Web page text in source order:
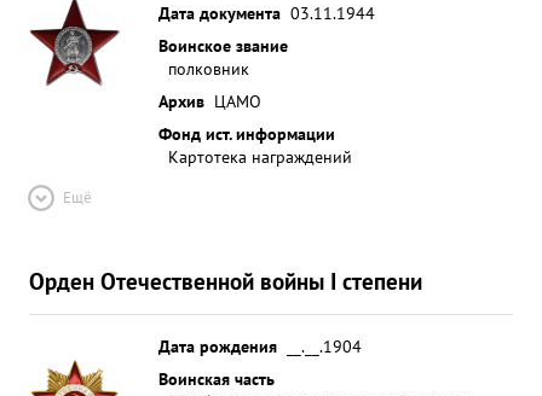
Дата документа 03.11.1944
Воинское звание
полковник
Архив ЦАМО
Фонд ист. информации
Картотека награждений
Ещё
Орден Отечественной войны I степени
Дата рождения
__.__.1904
Воинская часть